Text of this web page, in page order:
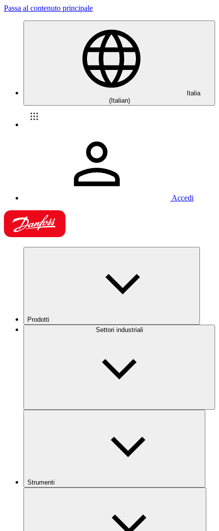
Passa al contenuto principale
Italia
(Italian)
Accedi
Prodotti
Settori industriali
Strumenti